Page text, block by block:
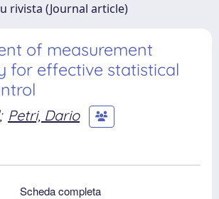
rivista (Journal article)
of measurement
for effective statistical
; Petri, Dario
Scheda completa